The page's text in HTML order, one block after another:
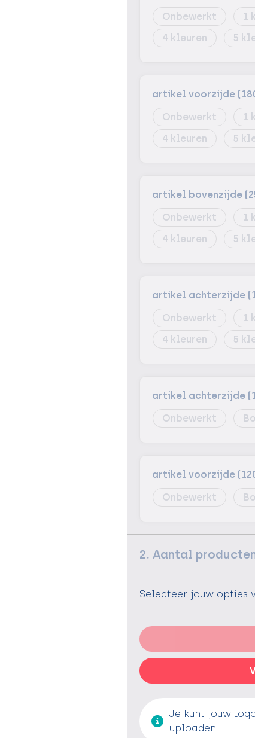
Onbewerkt
1
4
5
artikel voorzijde
Onbewerkt
1
4
5
artikel bovenzijde
Onbewerkt
1
4
5
artikel achterzijde
Onbewerkt
1
4
5
artikel achterzijde
Onbewerkt
artikel voorzijde
Onbewerkt
2. Aantal
Selecteer jouw opties
Je kunt jouw
uploaden